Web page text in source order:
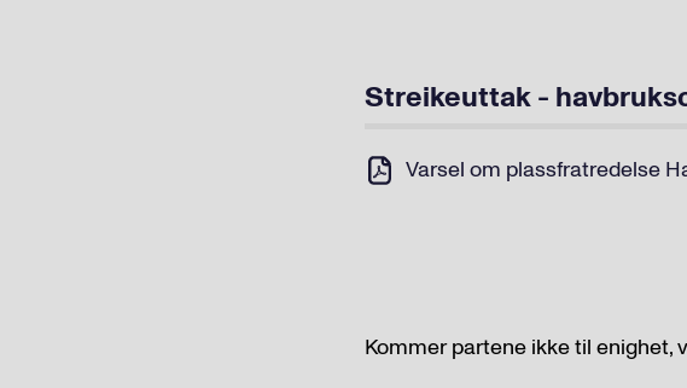
Streikeuttak -
Varsel om plassfratredelse
Kommer partene ikke til enighet,